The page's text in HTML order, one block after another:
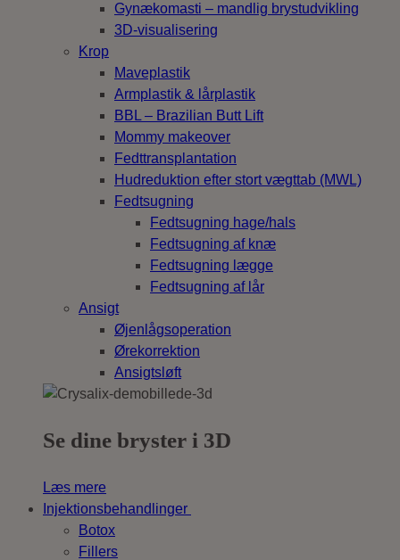
Gynækomasti – mandlig brystudvikling
3D-visualisering
Krop
Maveplastik
Armplastik & lårplastik
BBL – Brazilian Butt Lift
Mommy makeover
Fedttransplantation
Hudreduktion efter stort vægttab (MWL)
Fedtsugning
Fedtsugning hage/hals
Fedtsugning af knæ
Fedtsugning lægge
Fedtsugning af lår
Ansigt
Øjenlågsoperation
Ørekorrektion
Ansigtsløft
Se dine bryster i 3D
Læs mere
Injektionsbehandlinger
Botox
Fillers